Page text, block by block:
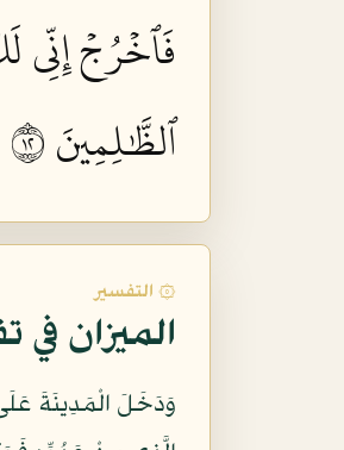
فَٱخۡرُجۡ إِنِّي
ٱلظَّٰلِمِينَ ٢١
۞ التفسير
الميزان في
وَدَخَلَ الْمَدِينَةَ